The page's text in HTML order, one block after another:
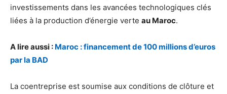
investissements dans les avancées technologiques clés
liées à la production d’énergie verte au Maroc.
A lire aussi : Maroc : financement de 100 millions d’euros
par la BAD
La coentreprise est soumise aux conditions de clôture et